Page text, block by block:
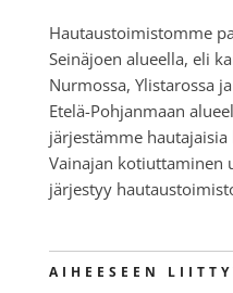
Hautaustoimistomme
Seinäjoen alueella, eli
Nurmossa, Ylistarossa
Etelä-Pohjanmaan
järjestämme
Vainajan kotiuttaminen
järjestyy
AIHEESEEN